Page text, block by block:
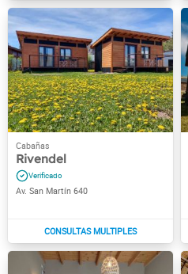
Rivendel
Av. San Martín 640